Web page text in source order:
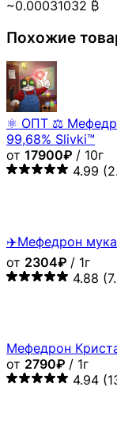
~0.00031032 ₿
Похожие
⚛️ ОПТ ⚖
99,68% Slivki™
от 17900₽ / 10г
4.99
✈️Мефедрон
от 2304₽ / 1г
4.88
Мефедрон
от 2790₽ / 1г
4.94